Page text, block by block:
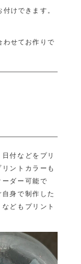
けできます。
わせてお作りで
付などをプリ
ントカラーも
ダー可能で
自身で制作した
どもプリント